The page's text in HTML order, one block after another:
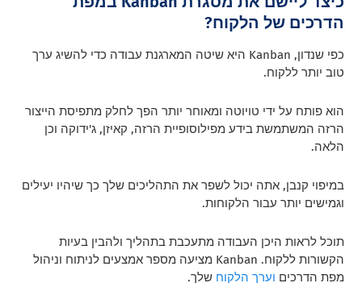
הדרכים של הלקוח?
כפי שנדון, Kanban היא שיטה המארגנת עבודה כדי להשיג ערך
טוב יותר ללקוח.
הוא פותח על ידי טויוטה ומאוחר יותר הפך לחלק מתפיסת הייצור
הרזה המשתמשת בידע מפילוסופיית הרזה, קאיזן, ג'ידוקה וכן
הלאה.
במיפוי קנבן, אתה יכול לשפר את התהליכים שלך כך שיהיו יעילים
וגמישים יותר עבור הלקוחות.
תוכל לראות היכן העבודה מתעכבת בתהליך ולהבין בעיות
הקשורות ללקוח.
Kanban מציעה מספר אמצעים לניתוח וניהול
מפת הדרכים וערך הלקוח שלך.